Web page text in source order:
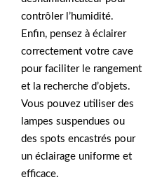
contrôler l’humidité.
Enfin, pensez à éclairer
correctement votre cave
pour faciliter le rangement
et la recherche d’objets.
Vous pouvez utiliser des
lampes suspendues ou
des spots encastrés pour
un éclairage uniforme et
efficace.